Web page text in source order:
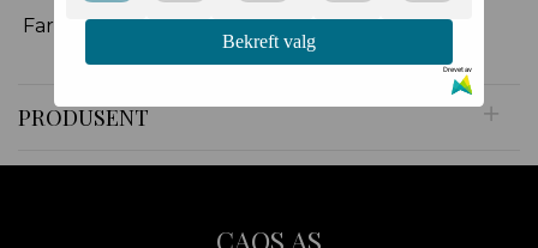
Farge: Ivory, finnes også i Black
PRODUSENT
Bekreft valg
Drevet av